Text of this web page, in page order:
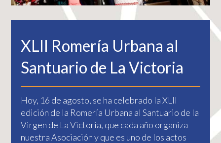
XLII Romería Urbana al
Santuario de La Victoria
Hoy, 16 de agosto, se ha celebrado la XLII
edición de la Romería Urbana al Santuario de la
Virgen de La Victoria, que cada año organiza
nuestra Asociación y que es uno de los actos